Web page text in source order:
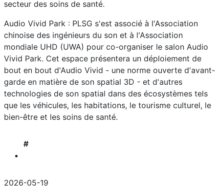
secteur des soins de santé.
Audio Vivid Park : PLSG s'est associé à l'Association
chinoise des ingénieurs du son et à l'Association
mondiale UHD (UWA) pour co-organiser le salon Audio
Vivid Park. Cet espace présentera un déploiement de
bout en bout d'Audio Vivid - une norme ouverte d'avant-
garde en matière de son spatial 3D - et d'autres
technologies de son spatial dans des écosystèmes tels
que les véhicules, les habitations, le tourisme culturel, le
bien-être et les soins de santé.
#
2026-05-19